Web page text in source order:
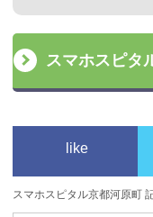
スマホスピタ
like
スマホスピタル京都河原町